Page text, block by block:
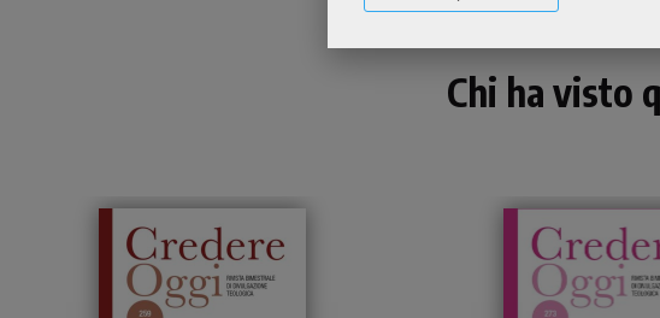
Chi ha visto